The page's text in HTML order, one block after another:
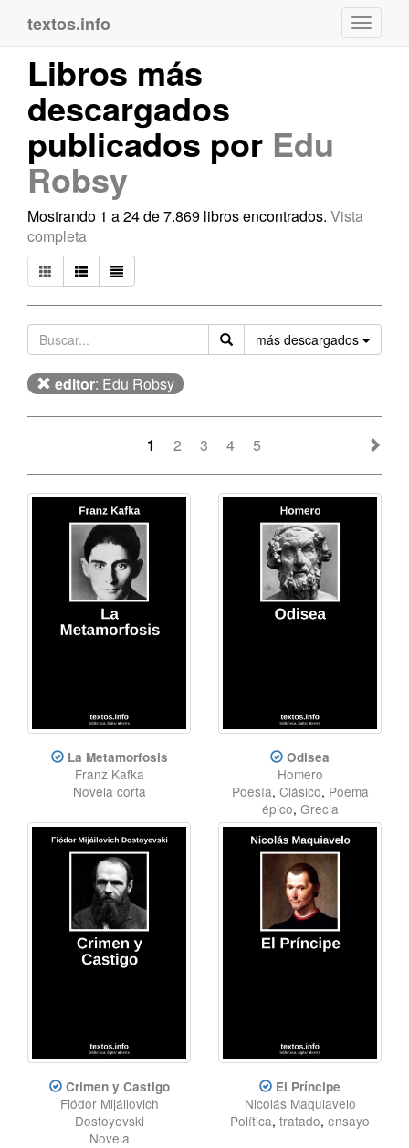
textos.info
Libros más
descargados
publicados por Edu
Robsy
Mostrando 1 a 24 de 7.869 libros encontrados. Vista
completa
más descargados
editor: Edu Robsy
1 2 3 4 5
La Metamorfosis
Franz Kafka
Novela corta
Odisea
Homero
Poesía, Clásico, Poema
épico, Grecia
Crimen y Castigo
Fiódor Mijáilovich
Dostoyevski
Novela
El Príncipe
Nicolás Maquiavelo
Política, tratado, ensayo